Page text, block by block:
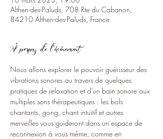
Althen-des-Paluds, 708 Rte du Cabanon,
84210 Althen-des-Paluds, France
À propos de l'événement
Nous allons explorer le pouvoir guérisseur des
vibrations sonores au travers de quelques
pratiques de relaxation et d'un bain sonore aux
multiples sons thérapeutiques : les bols
chantants, gong, chant intuitif et autres
merveilles vous guideront dans un espace de
reconnexion à vous même, comme en